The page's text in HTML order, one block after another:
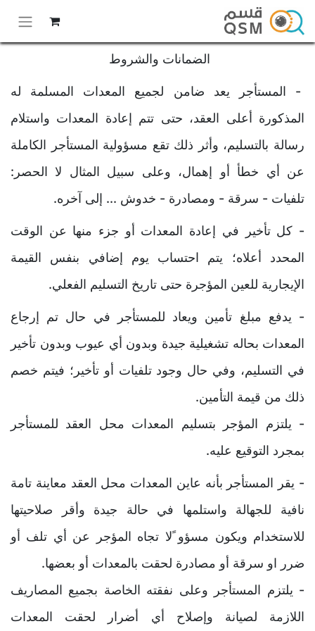
الضمانات والشروط
- المستأجر يعد ضامن لجميع المعدات المسلمة له
المذكورة أعلى العقد، حتى تتم إعادة المعدات واستلام
رسالة بالتسليم، وأثر ذلك تقع مسؤولية المستأجر الكاملة
عن أي خطأ أو إهمال، وعلى سبيل المثال لا الحصر:
تلفيات - سرقة - ومصادرة - خدوش ... إلى آخره.
- كل تأخير في إعادة المعدات أو جزء منها عن الوقت
المحدد أعلاه؛ يتم احتساب يوم إضافي بنفس القيمة
الإيجارية للعين المؤجرة حتى تاريخ التسليم الفعلي.
- يدفع مبلغ تأمين ويعاد للمستأجر في حال تم إرجاع
المعدات بحاله تشغيلية جيدة وبدون أي عيوب وبدون تأخير
في التسليم، وفي حال وجود تلفيات أو تأخير؛ فيتم خصم
ذلك من قيمة التأمين.
- يلتزم المؤجر بتسليم المعدات محل العقد للمستأجر
بمجرد التوقيع عليه.
- يقر المستأجر بأنه عاين المعدات محل العقد معاينة تامة
نافية للجهالة واستلمها في حالة جيدة وأقر صلاحيتها
للاستخدام ويكون مسؤو ًلا تجاه المؤجر عن أي تلف أو
ضرر او سرقة أو مصادرة لحقت بالمعدات أو بعضها.
- يلتزم المستأجر وعلى نفقته الخاصة بجميع المصاريف
اللازمة لصيانة وإصلاح أي أضرار لحقت المعدات